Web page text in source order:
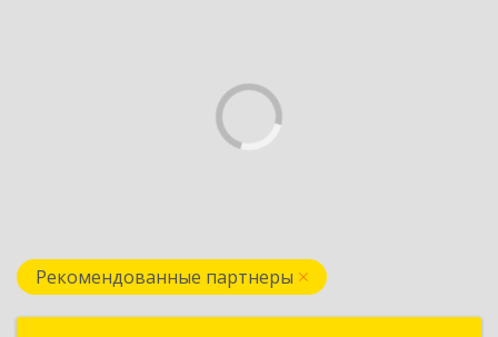
Рекомендованные партнеры